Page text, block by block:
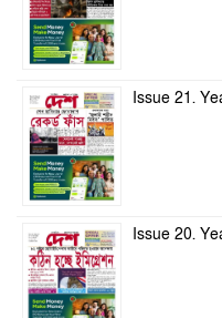
Issue 21.
Issue 20.